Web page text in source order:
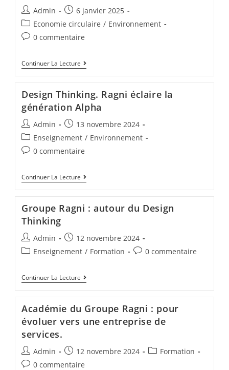
Admin
6 janvier 2025
Economie circulaire / Environnement
0 commentaire
Continuer La Lecture
Design Thinking. Ragni éclaire la
génération Alpha
Admin
13 novembre 2024
Enseignement / Environnement
0 commentaire
Continuer La Lecture
Groupe Ragni : autour du Design
Thinking
Admin
12 novembre 2024
Enseignement / Formation 0 commentaire
Continuer La Lecture
Académie du Groupe Ragni : pour
évoluer vers une entreprise de
services.
Admin 12 novembre 2024
Formation
0 commentaire